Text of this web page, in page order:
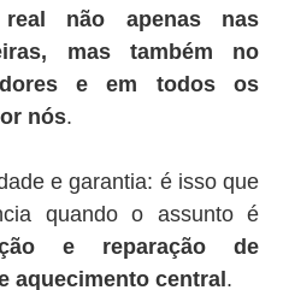
real não apenas nas
mas também no
e em todos os
nós.
e garantia: é isso que
quando o assunto é
e reparação de
aquecimento central.